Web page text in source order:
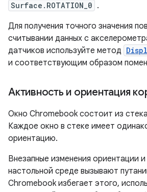
Surface.ROTATION_0 .
Для получения точного значения
считывании данных с
датчиков используйте метод
и соответствующим образом
Активность и ориентация
Окно Chromebook состоит из
Каждое окно в стеке имеет
ориентацию.
Внезапные изменения ориентации
настольной среде вызывают
Chromebook избегает этого,